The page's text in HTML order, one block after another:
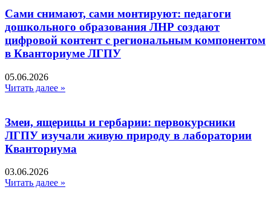
Сами снимают, сами монтируют: педагоги
дошкольного образования ЛНР создают
цифровой контент с региональным компонентом
в Кванториуме ЛГПУ​
05.06.2026
Читать далее »
Змеи, ящерицы и гербарии: первокурсники
ЛГПУ изучали живую природу в лаборатории
Кванториума
03.06.2026
Читать далее »